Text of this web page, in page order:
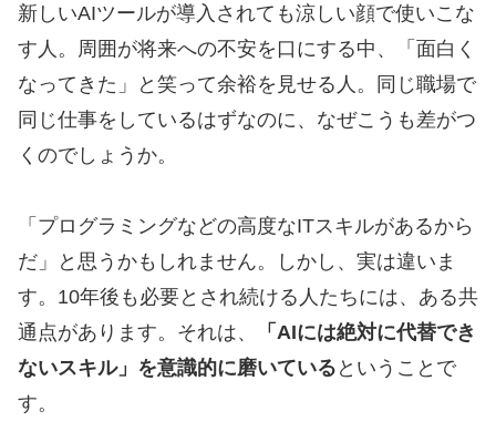
新しいAIツールが導入されても涼しい顔で使いこな
す人。周囲が将来への不安を口にする中、「面白く
なってきた」と笑って余裕を見せる人。同じ職場で
同じ仕事をしているはずなのに、なぜこうも差がつ
くのでしょうか。
「プログラミングなどの高度なITスキルがあるから
だ」と思うかもしれません。しかし、実は違いま
す。10年後も必要とされ続ける人たちには、ある共
通点があります。それは、
「AIには絶対に代替でき
ないスキル」を意識的に磨いている ということで
す。